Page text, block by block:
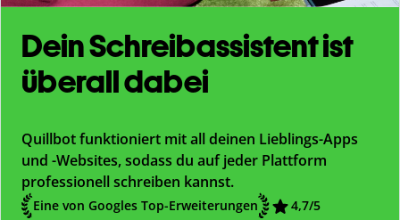
Dein Schreibassistent ist
überall dabei
Quillbot funktioniert mit all deinen Lieblings-Apps
und -Websites, sodass du auf jeder Plattform
professionell schreiben kannst.
Eine von Googles Top-Erweiterungen
4,7/5